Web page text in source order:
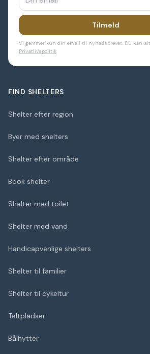
Tilmeld
Vi gemmer kun din email til nyhedsbrevet. Du kan
Privatlivspolitik
FIND SHELTERS
Shelter efter region
Byer med shelters
Shelter efter område
Book shelter
Shelter med toilet
Shelter med vand
Handicapvenlige shelters
Shelter til familier
Shelter til cykeltur
Teltpladser
Bålhytter